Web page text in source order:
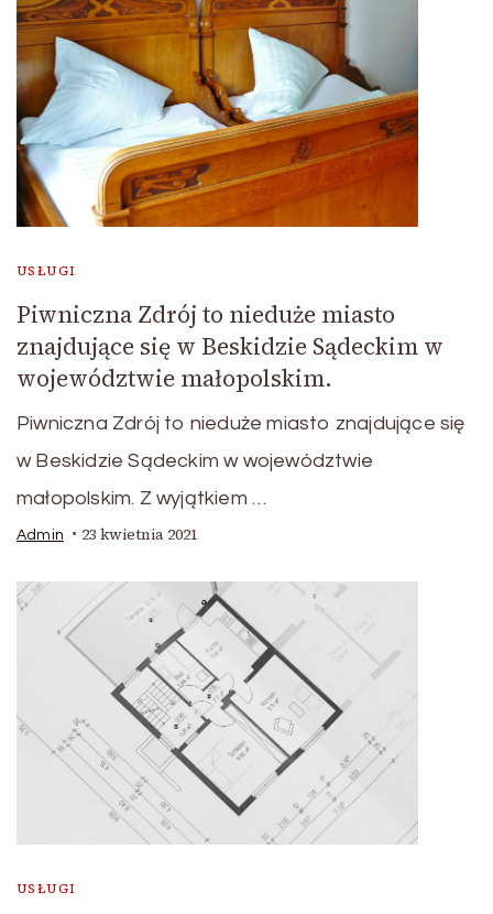
USŁUGI
Piwniczna Zdrój to nieduże miasto
znajdujące się w Beskidzie Sądeckim w
województwie małopolskim.
Piwniczna Zdrój to nieduże miasto znajdujące się
w Beskidzie Sądeckim w województwie
małopolskim. Z wyjątkiem …
Admin 23 kwietnia 2021
USŁUGI